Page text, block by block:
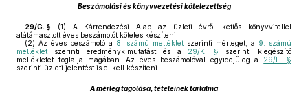
Beszámolási és könyvvezetési kötelezettség
29/G. § (1) A Kárrendezési Alap az üzleti évről kettős könyvvitellel
alátámasztott éves beszámolót köteles készíteni.
(2) Az éves beszámoló a 8. számú melléklet szerinti mérleget, a 9. számú
melléklet szerinti eredménykimutatást és a 29/K. §
szerinti kiegészítő
mellékletet foglalja magában. Az éves beszámolóval egyidejűleg a 29/L. §
szerinti üzleti jelentést is el kell készíteni.
A mérleg tagolása, tételeinek tartalma